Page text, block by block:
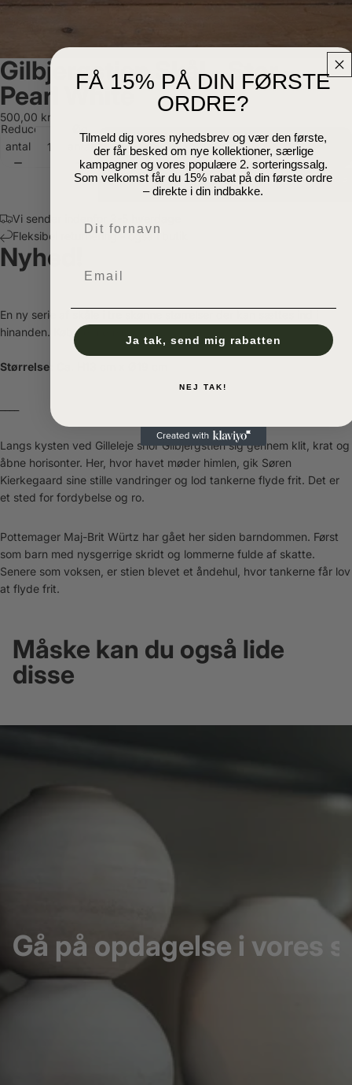
Gilbjergstien Skål - Stor -
Pearl White
500,00 kr
Reducer
antal
antal
Udsolgt
Giv mig besked når varen igen kommer på
lager.
Vi sender indenfor 3-5 hverdage
Fleksibel returnering - også i butik
Nyhed!
En ny serie af skåle i tre skønne størrelser der kan sættes ind i
hinanden. Køb dem enkeltvis eller som et sæt á 3 styk.
Størrelse:
Langs kysten ved Gilleleje snor Gilbjergstien sig gennem klit, krat og
åbne horisonter. Her, hvor havet møder himlen, gik Søren
Kierkegaard sine stille vandringer og lod tankerne flyde frit. Det er
et sted for fordybelse og ro.
Pottemager Maj-Brit Würtz har gået her siden barndommen. Først
som barn med nysgerrige skridt og lommerne fulde af skatte.
Senere som voksen, er stien blevet et åndehul, hvor tankerne får lov
at flyde frit.
Måske kan du også lide
disse
Gå på opdagelse i vores
FÅ 15% PÅ DIN FØRSTE
ORDRE?
Tilmeld dig vores nyhedsbrev og vær den første,
der får besked om nye kollektioner, særlige
kampagner og vores populære 2. sorteringssalg.
Som velkomst får du 15% rabat på din første ordre
– direkte i din indbakke.
Ja tak, send mig rabatten
NEJ TAK!